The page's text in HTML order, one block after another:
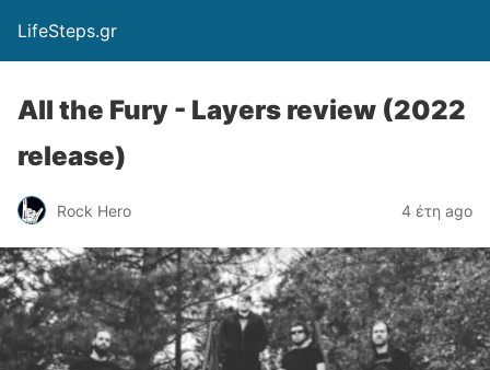
LifeSteps.gr
All the Fury - Layers review (2022
release)
Rock Hero 4 έτη ago